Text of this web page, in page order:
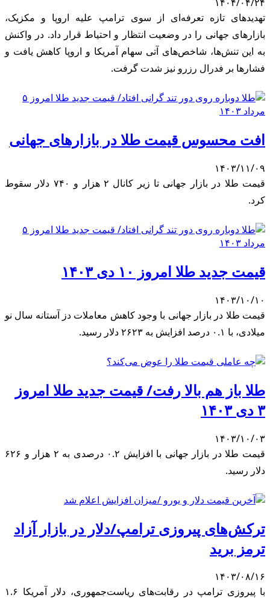
تهدیدهای تازه تعرفه‌ای از سوی ترامپ علیه اروپا و مکزیک،
بازارهای جهانی را در وضعیت انتظار و احتیاط قرار داد. در واکنش
به این تنش‌ها، شاخص‌های آتی سهام آمریکا و اروپا کاهش یافت و
فشارها بر فدرال رزرو نیز شدت گرفت.
افت محسوس قیمت طلا در بازارهای جهانی
۱۴۰۳/۱۱/۰۹
قیمت طلا در بازار جهانی تا زیر کانال ۲ هزار و ۷۴۰ دلار سقوط
کرد.
قیمت جدید طلا امروز ۱۰ دی ۱۴۰۳
۱۴۰۳/۱۰/۱۰
قیمت طلا در بازار جهانی با وجود کاهش معاملات دز آستانه سال نو
میلادی، با ۰.۱ درصد افزایش به ۲۶۲۳ دلار رسید.
طلا باز هم بالا رفت/ قیمت جدید طلا امروز
۳ دی ۱۴۰۳
۱۴۰۳/۱۰/۰۳
قیمت طلا در بازار جهانی با افزایش ۰.۲ درصدی به ۲ هزار و ۶۲۶
دلار رسید.
ترکش‌های پیروزی ترامپ/دلار در بازار آزاد
ترمز برید
۱۴۰۳/۰۸/۱۶
با پیروزی ترامپ در رقابت‌های ریاست‌جمهوری، دلار آمریکا ۱.۶